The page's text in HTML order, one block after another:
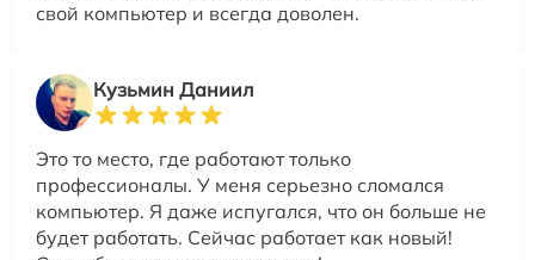
свой компьютер и всегда доволен.
Кузьмин Даниил
Это то место, где работают только
профессионалы. У меня серьезно сломался
компьютер. Я даже испугался, что он больше не
будет работать. Сейчас работает как новый!